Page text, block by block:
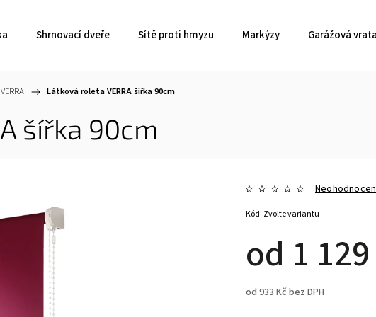
Shrnovací dveře Sítě proti hmyzu Markýzy Garážová vrata
/ Látková roleta VERRA šířka 90cm
šířka 90cm
od 1
od933 Kč bez DPH
Kód: Zvolte variantu